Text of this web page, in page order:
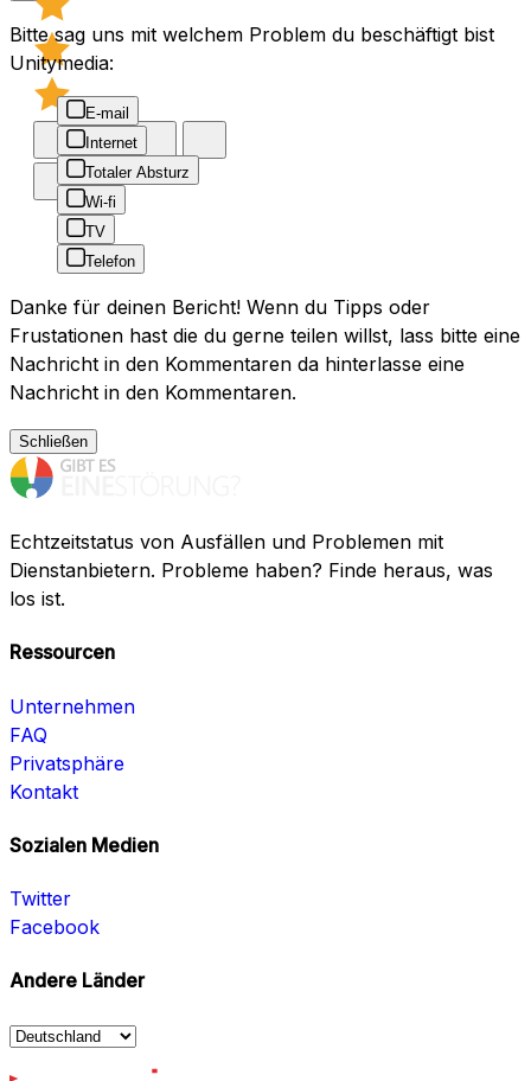
Bitte sag uns mit welchem Problem du beschäftigt bist
Unitymedia:
E-mail
Internet
Totaler Absturz
Wi-fi
TV
Telefon
Danke für deinen Bericht! Wenn du Tipps oder
Frustationen hast die du gerne teilen willst, lass bitte eine
Nachricht in den Kommentaren da hinterlasse eine
Nachricht in den Kommentaren.
Schließen
Echtzeitstatus von Ausfällen und Problemen mit
Dienstanbietern. Probleme haben? Finde heraus, was
los ist.
Ressourcen
Unternehmen
FAQ
Privatsphäre
Kontakt
Sozialen Medien
Twitter
Facebook
Andere Länder